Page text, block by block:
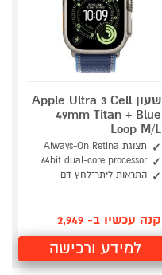
שעון Apple Ultra 3 Cell
49mm Titan + Blue
Loop M/L
תצוגת Always-On Retina
64bit dual-core processor
התראות ליתר־לחץ דם
קנה עכשיו ב- 2,949
למידע ורכישה